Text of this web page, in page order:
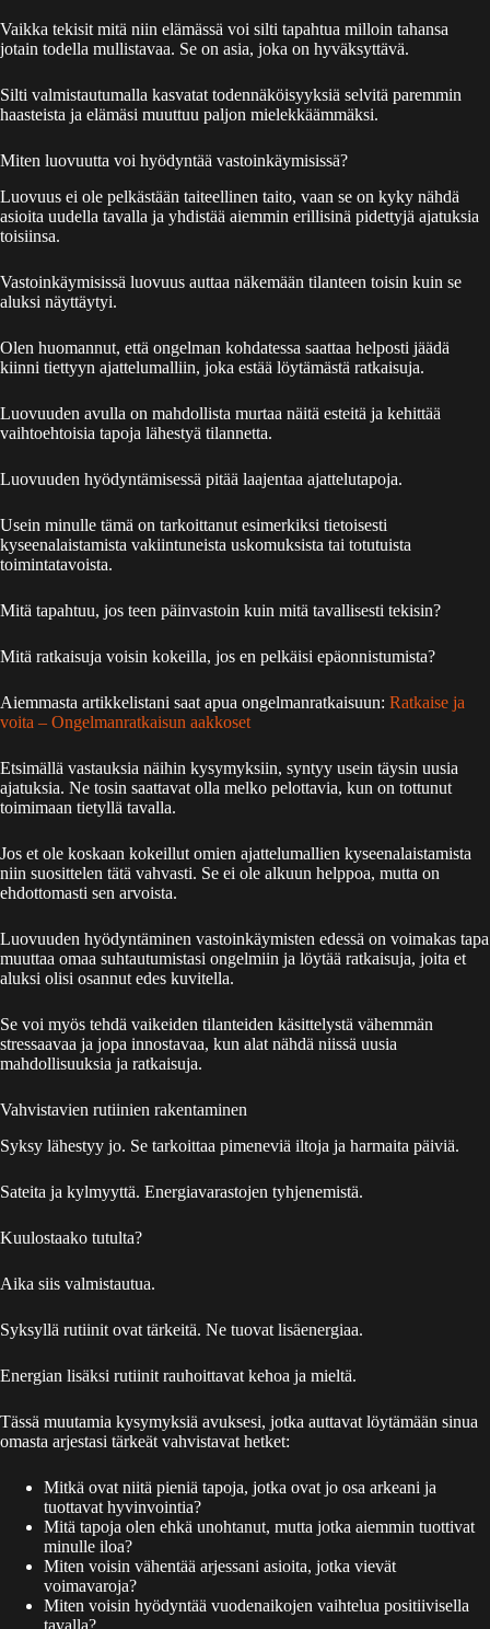
Vaikka tekisit mitä niin elämässä voi silti tapahtua milloin tahansa
jotain todella mullistavaa. Se on asia, joka on hyväksyttävä.
Silti valmistautumalla kasvatat todennäköisyyksiä selvitä paremmin
haasteista ja elämäsi muuttuu paljon mielekkäämmäksi.
Miten luovuutta voi hyödyntää vastoinkäymisissä?
Luovuus ei ole pelkästään taiteellinen taito, vaan se on kyky nähdä
asioita uudella tavalla ja yhdistää aiemmin erillisinä pidettyjä ajatuksia
toisiinsa.
Vastoinkäymisissä luovuus auttaa näkemään tilanteen toisin kuin se
aluksi näyttäytyi.
Olen huomannut, että ongelman kohdatessa saattaa helposti jäädä
kiinni tiettyyn ajattelumalliin, joka estää löytämästä ratkaisuja.
Luovuuden avulla on mahdollista murtaa näitä esteitä ja kehittää
vaihtoehtoisia tapoja lähestyä tilannetta.
Luovuuden hyödyntämisessä pitää laajentaa ajattelutapoja.
Usein minulle tämä on tarkoittanut esimerkiksi tietoisesti
kyseenalaistamista vakiintuneista uskomuksista tai totutuista
toimintatavoista.
Mitä tapahtuu, jos teen päinvastoin kuin mitä tavallisesti tekisin?
Mitä ratkaisuja voisin kokeilla, jos en pelkäisi epäonnistumista?
Aiemmasta artikkelistani saat apua ongelmanratkaisuun: Ratkaise ja
voita – Ongelmanratkaisun aakkoset
Etsimällä vastauksia näihin kysymyksiin, syntyy usein täysin uusia
ajatuksia. Ne tosin saattavat olla melko pelottavia, kun on tottunut
toimimaan tietyllä tavalla.
Jos et ole koskaan kokeillut omien ajattelumallien kyseenalaistamista
niin suosittelen tätä vahvasti. Se ei ole alkuun helppoa, mutta on
ehdottomasti sen arvoista.
Luovuuden hyödyntäminen vastoinkäymisten edessä on voimakas tapa
muuttaa omaa suhtautumistasi ongelmiin ja löytää ratkaisuja, joita et
aluksi olisi osannut edes kuvitella.
Se voi myös tehdä vaikeiden tilanteiden käsittelystä vähemmän
stressaavaa ja jopa innostavaa, kun alat nähdä niissä uusia
mahdollisuuksia ja ratkaisuja.
Vahvistavien rutiinien rakentaminen
Syksy lähestyy jo. Se tarkoittaa pimeneviä iltoja ja harmaita päiviä.
Sateita ja kylmyyttä. Energiavarastojen tyhjenemistä.
Kuulostaako tutulta?
Aika siis valmistautua.
Syksyllä rutiinit ovat tärkeitä. Ne tuovat lisäenergiaa.
Energian lisäksi rutiinit rauhoittavat kehoa ja mieltä.
Tässä muutamia kysymyksiä avuksesi, jotka auttavat löytämään sinua
omasta arjestasi tärkeät vahvistavat hetket:
Mitkä ovat niitä pieniä tapoja, jotka ovat jo osa arkeani ja
tuottavat hyvinvointia?
Mitä tapoja olen ehkä unohtanut, mutta jotka aiemmin tuottivat
minulle iloa?
Miten voisin vähentää arjessani asioita, jotka vievät
voimavaroja?
Miten voisin hyödyntää vuodenaikojen vaihtelua positiivisella
tavalla?